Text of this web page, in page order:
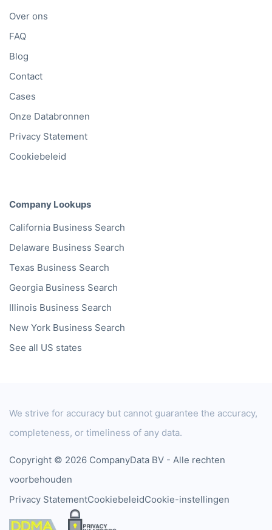
Over ons
FAQ
Blog
Contact
Cases
Onze Databronnen
Privacy Statement
Cookiebeleid
Company Lookups
California Business Search
Delaware Business Search
Texas Business Search
Georgia Business Search
Illinois Business Search
New York Business Search
See all US states
We strive for accuracy but cannot guarantee the accuracy,
completeness, or timeliness of any data.
Copyright © 2026 CompanyData BV - Alle rechten
voorbehouden
Privacy StatementCookiebeleidCookie-instellingen